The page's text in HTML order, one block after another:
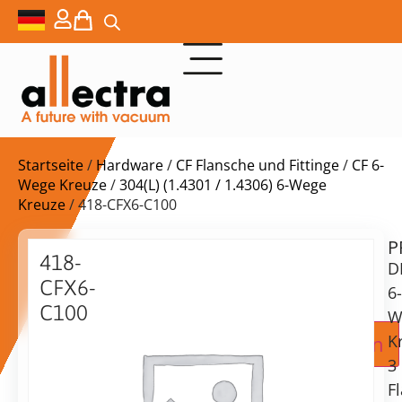
Startseite/ Hardware/ CF Flansche und Fittinge/ CF 6-
Wege Kreuze/304(L) (1.4301 / 1.4306) 6-Wege
Kreuze/ 418-CFX6-C100
418-
CFX6-
C100
auf
Anfrage
Zur Angebotsanfrage hinzufügen
6-
3